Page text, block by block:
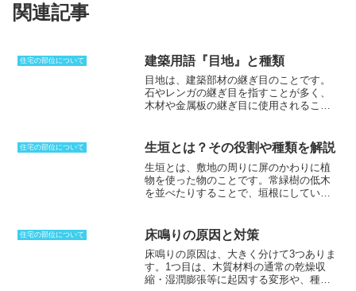
関連記事
住宅の部位について 建築用語『目地』と種類
目地は、建築部材の継ぎ目のことです。
石やレンガの継ぎ目を指すことが多く、
木材や金属板の継ぎ目に使用されること
ぎ目の縦線が2段以上直線にならない破れ
目地の2種類に大別されます。また継ぎ目
の状態によって、外見上継ぎ目を見えな
いようにした眠り目地、継ぎ目を装飾的
に処理した化粧目地があり、化粧目地
の一番の目的は、建物に雨風が侵入する
のを防ぐことですが、この他にも温度や
湿度、経年によって部材が膨張したり歪
んだりしたときに、クッション代わりと
なって変形部分を調整するという大切な
住宅の部位について 生垣とは？その役割や種類を解説
生垣とは、敷地の周りに屏のかわりに植
物を使った物のことです。常緑樹の低木
を並べたりすることで、垣根にしていま
植えれば、火事のときなどに、延焼を防
ぐための盾とするメリットをもたらしま
す。植物のため、日々成長し、刈込や散
水、追肥といったことも管理していかな
ければなりません。生垣の密度を上げる
住宅の部位について 床鳴りの原因と対策
床鳴りの原因 は、大きく分けて3つありま
す。 1つ目は、木質材料の通常の乾燥収
縮・湿潤膨張等に起因する変形や、種類